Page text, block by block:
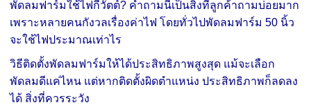
พัดลมฟาร์มใช้ไฟกี่วัตต์? คำถามนี้เป็นสิ่งที่ลูกค้าถามบ่อยมาก
เพราะหลายคนกังวลเรื่องค่าไฟ โดยทั่วไปพัดลมฟาร์ม 50 นิ้ว
จะใช้ไฟประมาณเท่าไร
วิธีติดตั้งพัดลมฟาร์มให้ได้ประสิทธิภาพสูงสุด แม้จะเลือก
พัดลมดีแค่ไหน แต่หากติดตั้งผิดตำแหน่ง ประสิทธิภาพก็ลดลง
ได้ สิ่งที่ควรระวัง